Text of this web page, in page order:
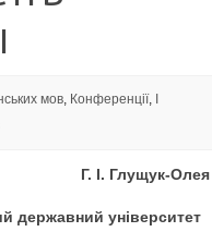
мов, Конференції,
Г. І. Глущук-Олея
державний університет